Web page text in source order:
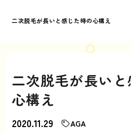
二次脱毛が長いと感じた時の心構え
二次脱毛が長い
心構え
2020.11.29 AGA